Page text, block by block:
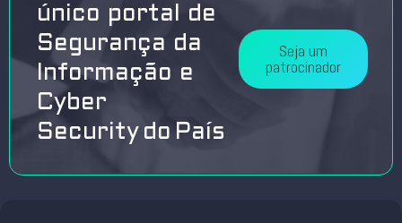
único portal de
Segurança da
Informação e
Cyber
Security do País
Seja um
patrocinador